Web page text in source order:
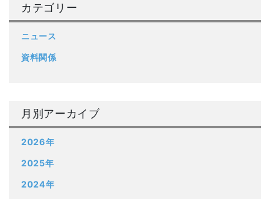
カテゴリー
ニュース
資料関係
月別アーカイブ
2026年
2025年
2024年